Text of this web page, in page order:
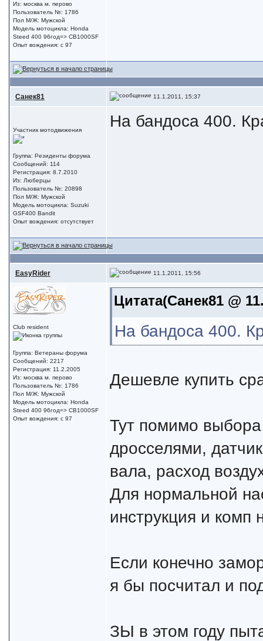
Из: москва м. перово
Пользователь №: 1786
Пол М/Ж: Мужской
Модель мотоцикла: Honda
Steed 400 96год=> CB1000SF
Опыт вождения: с 97
Санек81 11.1.2011, 15:37
Участник мотодвижения
Группа: Резиденты форума
Сообщений: 114
Регистрация: 8.7.2010
Из: Люберцы
Пользователь №: 20898
Пол М/Ж: Мужской
Модель мотоцикла: Suzuki
GSF400 Bandit
Опыт вождения: отсутствует
На бандоса 400.
EasyRider 11.1.2011, 15:56
Club resident
Группа: Ветераны форума
Сообщений: 2217
Регистрация: 11.2.2005
Из: москва м. перово
Пользователь №: 1786
Пол М/Ж: Мужской
Модель мотоцикла: Honda
Steed 400 96год=> CB1000SF
Опыт вождения: с 97
Цитата(Санек81 @
На бандоса 400.
Дешевле купить
Тут помимо
дросселями,
вала, расход
Для нормальной
инструкция и комп
Если конечно
я бы посчитал и
ЗЫ в этом году